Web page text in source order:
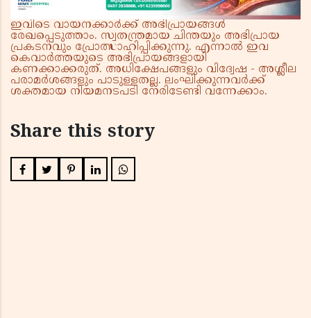
ഇവിടെ വായനക്കാർക്ക് അഭിപ്രായങ്ങൾ
രേഖപ്പെടുത്താം. സ്വതന്ത്രമായ ചിന്തയും അഭിപ്രായ
പ്രകടനവും പ്രോത്സാഹിപ്പിക്കുന്നു. എന്നാൽ ഇവ
കെവാർത്തയുടെ അഭിപ്രായങ്ങളായി
കണക്കാക്കരുത്. അധിക്ഷേപങ്ങളും വിദ്വേഷ - അശ്ലീല
പരാമർശങ്ങളും പാടുള്ളതല്ല. ലംഘിക്കുന്നവർക്ക്
ശക്തമായ നിയമനടപടി നേരിടേണ്ടി വന്നേക്കാം.
Share this story